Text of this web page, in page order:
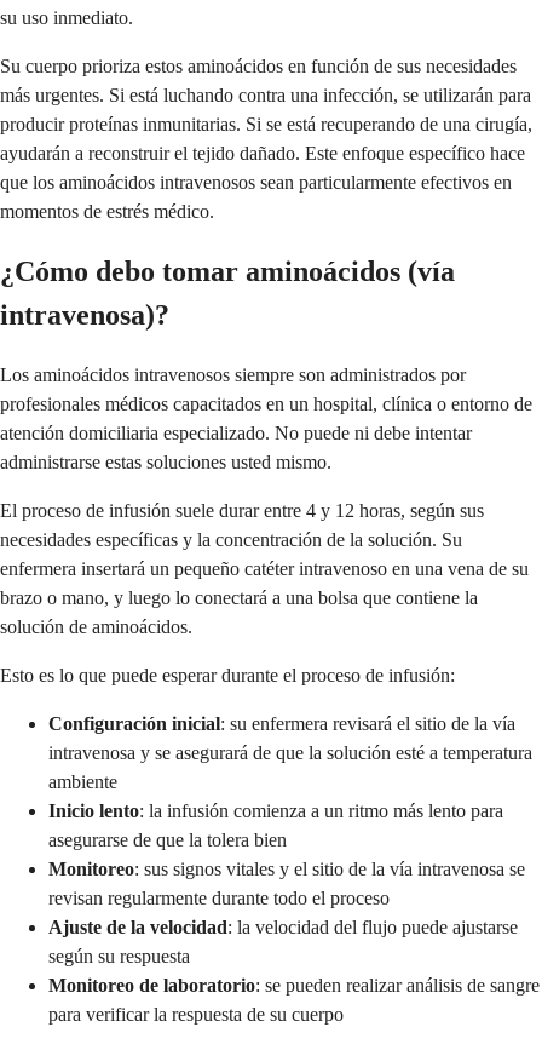
su uso inmediato.
Su cuerpo prioriza estos aminoácidos en función de sus necesidades
más urgentes. Si está luchando contra una infección, se utilizarán para
producir proteínas inmunitarias. Si se está recuperando de una cirugía,
ayudarán a reconstruir el tejido dañado. Este enfoque específico hace
que los aminoácidos intravenosos sean particularmente efectivos en
momentos de estrés médico.
¿Cómo debo tomar aminoácidos (vía
intravenosa)?
Los aminoácidos intravenosos siempre son administrados por
profesionales médicos capacitados en un hospital, clínica o entorno de
atención domiciliaria especializado. No puede ni debe intentar
administrarse estas soluciones usted mismo.
El proceso de infusión suele durar entre 4 y 12 horas, según sus
necesidades específicas y la concentración de la solución. Su
enfermera insertará un pequeño catéter intravenoso en una vena de su
brazo o mano, y luego lo conectará a una bolsa que contiene la
solución de aminoácidos.
Esto es lo que puede esperar durante el proceso de infusión:
Configuración inicial: su enfermera revisará el sitio de la vía
intravenosa y se asegurará de que la solución esté a temperatura
ambiente
Inicio lento: la infusión comienza a un ritmo más lento para
asegurarse de que la tolera bien
Monitoreo: sus signos vitales y el sitio de la vía intravenosa se
revisan regularmente durante todo el proceso
Ajuste de la velocidad: la velocidad del flujo puede ajustarse
según su respuesta
Monitoreo de laboratorio: se pueden realizar análisis de sangre
para verificar la respuesta de su cuerpo